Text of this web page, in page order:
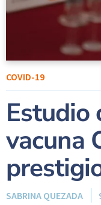
COVID-19
Estudio
vacuna
SABRINA QUEZADA